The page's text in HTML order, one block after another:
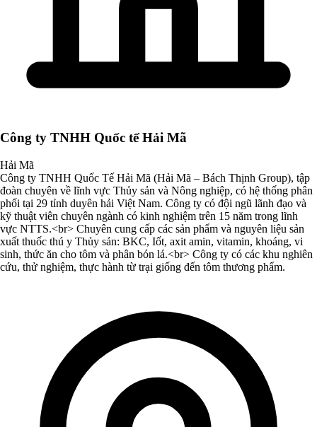
Công ty TNHH Quốc tế Hải Mã
Hải Mã
Công ty TNHH Quốc Tế Hải Mã (Hải Mã – Bách Thịnh Group), tập
đoàn chuyên về lĩnh vực Thủy sản và Nông nghiệp, có hệ thống phân
phối tại 29 tỉnh duyên hải Việt Nam. Công ty có đội ngũ lãnh đạo và
kỹ thuật viên chuyên ngành có kinh nghiệm trên 15 năm trong lĩnh
vực NTTS.<br> Chuyên cung cấp các sản phẩm và nguyên liệu sản
xuất thuốc thú y Thủy sản: BKC, Iốt, axit amin, vitamin, khoáng, vi
sinh, thức ăn cho tôm và phân bón lá.<br> Công ty có các khu nghiên
cứu, thử nghiệm, thực hành từ trại giống đến tôm thương phẩm.